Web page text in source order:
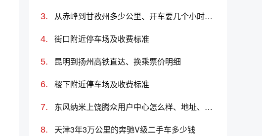
从赤峰到甘孜州多少公里、开车要几个小时？过路费、油费等
街口附近停车场及收费标准
昆明到扬州高铁直达、换乘票价明细
稷下附近停车场及收费标准
东风纳米上饶腾众用户中心怎么样、地址、电话、上班时间查询
天津3年3万公里的奔驰V级二手车多少钱